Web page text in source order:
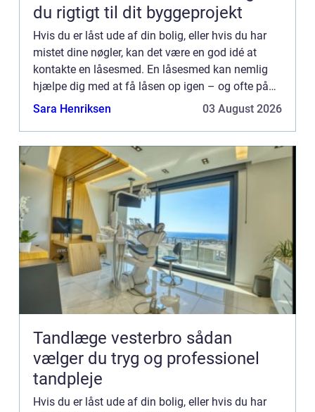
du rigtigt til dit byggeprojekt
Hvis du er låst ude af din bolig, eller hvis du har
mistet dine nøgler, kan det være en god idé at
kontakte en låsesmed. En låsesmed kan nemlig
hjælpe dig med at få låsen op igen – og ofte på
meget kort tid! I denne artikel giver vi et overblik...
Sara Henriksen 03 August 2026
Tandlæge vesterbro sådan
vælger du tryg og professionel
tandpleje
Hvis du er låst ude af din bolig, eller hvis du har